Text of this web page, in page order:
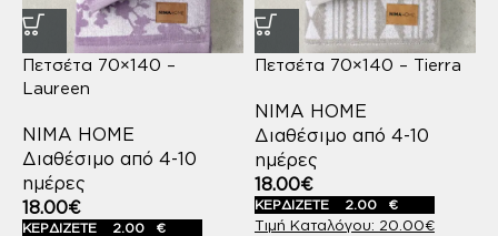
Πετσέτα 70×140 –
Laureen
NIMA HOME
Διαθέσιμο από 4-10
ημέρες
18.00€
ΚΕΡΔΙΖΕΤΕ 2.00 €
Πετσέτα 70×140 – Tierra
NIMA HOME
Διαθέσιμο από 4-10
ημέρες
20.00€
18.00€
ΚΕΡΔΙΖΕΤΕ 2.00 €